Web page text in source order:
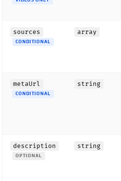
sources
CONDITIONAL
array
metaUrl
CONDITIONAL
string
description
OPTIONAL
string